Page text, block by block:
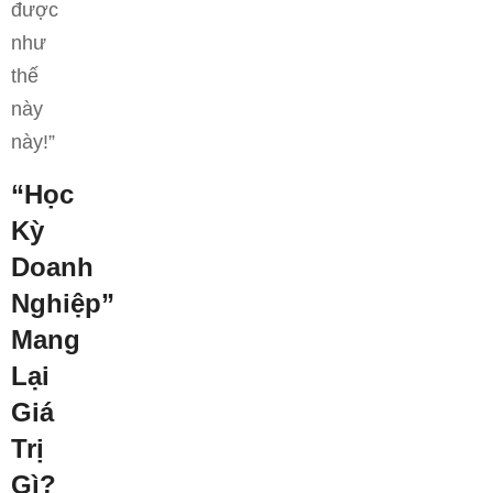
được
như
thế
này
này!”
“Học
Kỳ
Doanh
Nghiệp”
Mang
Lại
Giá
Trị
Gì?